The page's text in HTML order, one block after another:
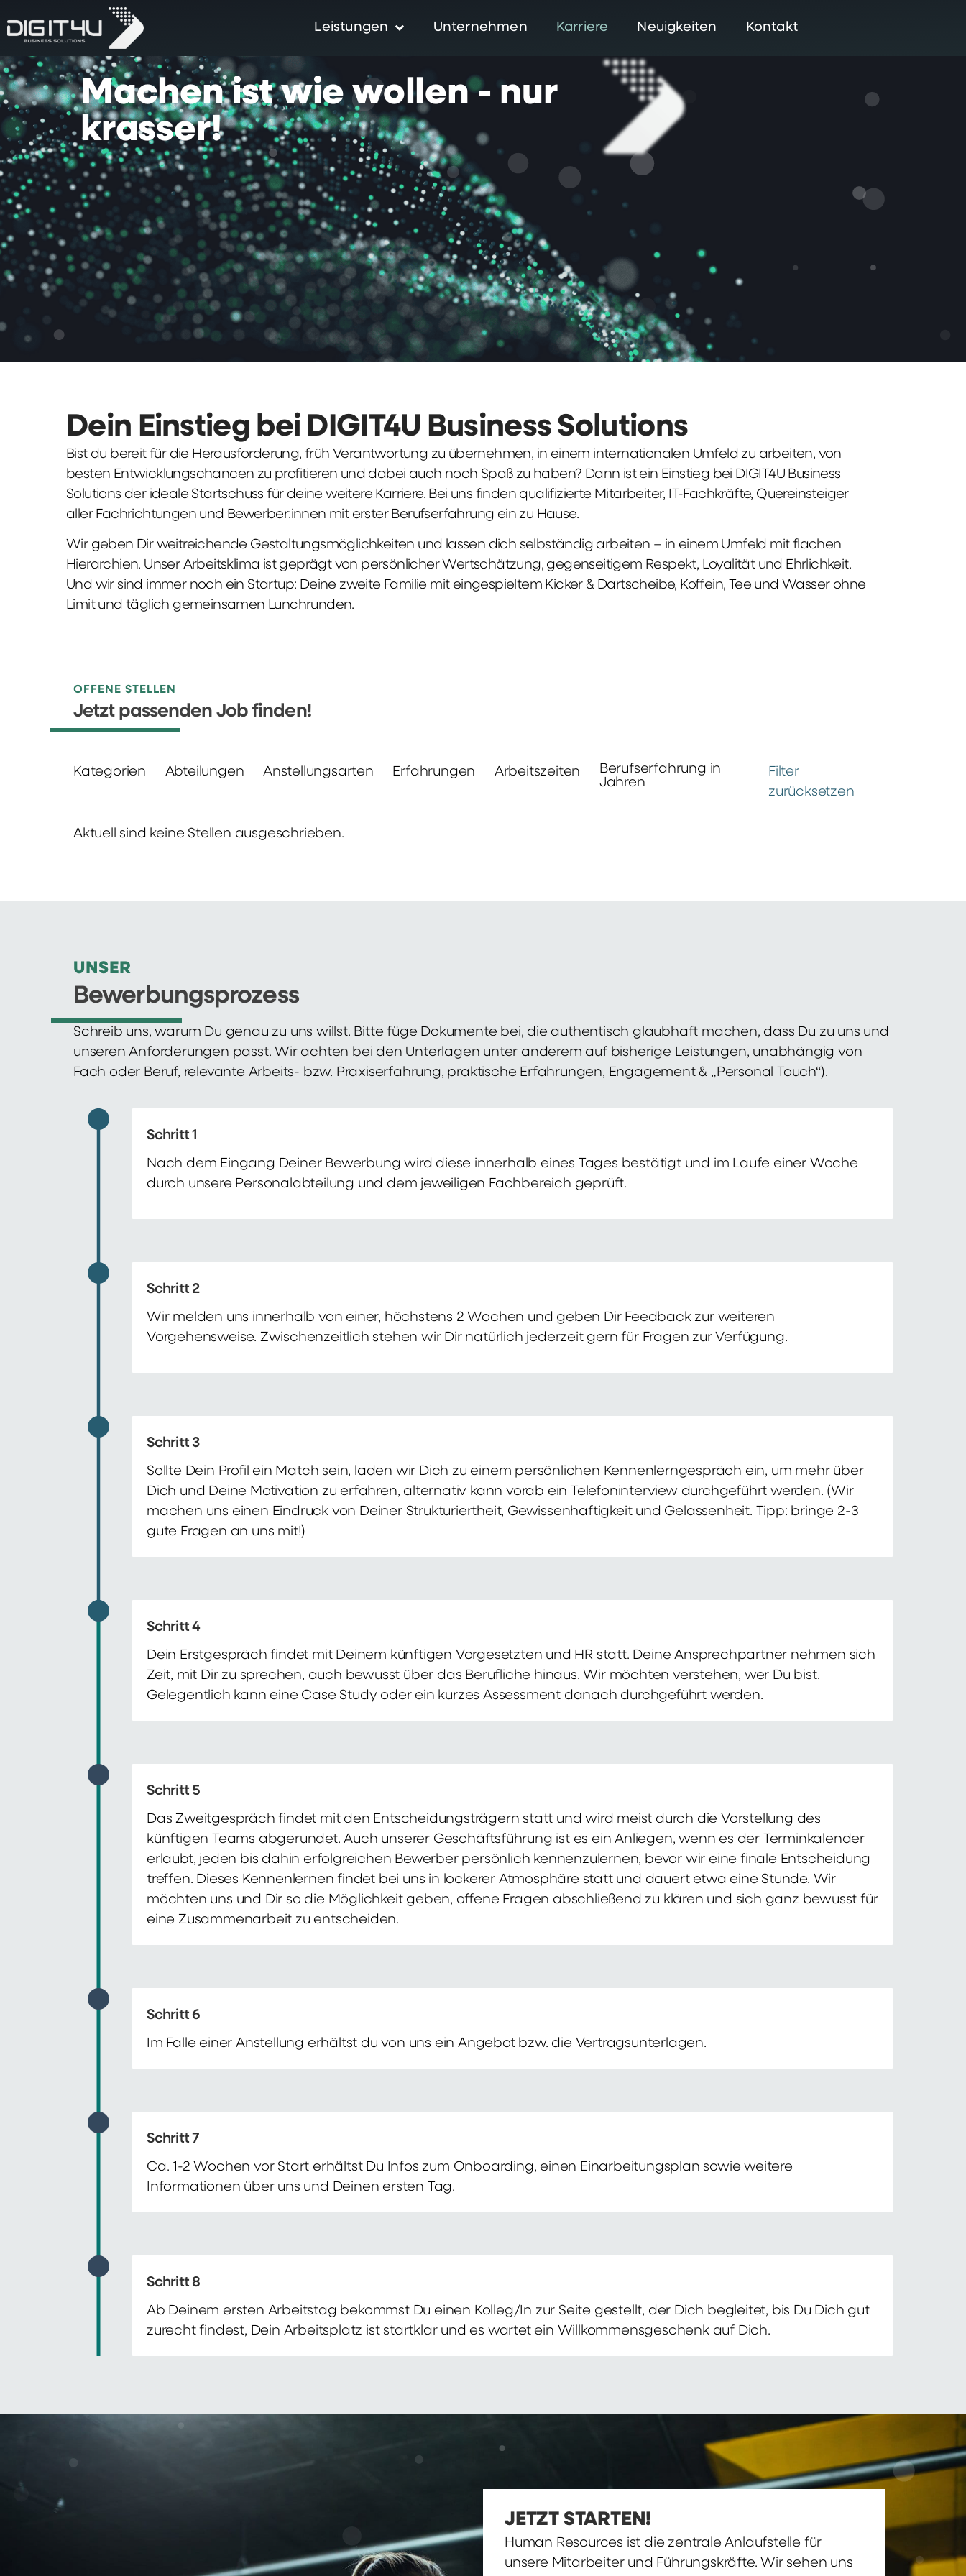
Leistungen Unternehmen Karriere Neuigkeiten Kontakt
Machen ist wie wollen - nur
krasser!
Dein Einstieg bei DIGIT4U Business Solutions
Bist du bereit für die Herausforderung, früh Verantwortung zu übernehmen, in einem internationalen Umfeld zu arbeiten, von
besten Entwicklungschancen zu profitieren und dabei auch noch Spaß zu haben? Dann ist ein Einstieg bei DIGIT4U Business
Solutions der ideale Startschuss für deine weitere Karriere. Bei uns finden qualifizierte Mitarbeiter, IT-Fachkräfte, Quereinsteiger
aller Fachrichtungen und Bewerber:innen mit erster Berufserfahrung ein zu Hause.
Wir geben Dir weitreichende Gestaltungsmöglichkeiten und lassen dich selbständig arbeiten – in einem Umfeld mit flachen
Hierarchien. Unser Arbeitsklima ist geprägt von persönlicher Wertschätzung, gegenseitigem Respekt, Loyalität und Ehrlichkeit.
Und wir sind immer noch ein Startup: Deine zweite Familie mit eingespieltem Kicker & Dartscheibe, Koffein, Tee und Wasser ohne
Limit und täglich gemeinsamen Lunchrunden.
OFFENE STELLEN
Jetzt passenden Job finden!
Kategorien Abteilungen Anstellungsarten Erfahrungen Arbeitszeiten
Berufserfahrung in
Jahren
Filter
zurücksetzen
Aktuell sind keine Stellen ausgeschrieben.
UNSER
Bewerbungsprozess
Schreib uns, warum Du genau zu uns willst. Bitte füge Dokumente bei, die authentisch glaubhaft machen, dass Du zu uns und
unseren Anforderungen passt. Wir achten bei den Unterlagen unter anderem auf bisherige Leistungen, unabhängig von
Fach oder Beruf, relevante Arbeits- bzw. Praxiserfahrung, praktische Erfahrungen, Engagement & „Personal Touch“).
Schritt 1
Nach dem Eingang Deiner Bewerbung wird diese innerhalb eines Tages bestätigt und im Laufe einer Woche
durch unsere Personalabteilung und dem jeweiligen Fachbereich geprüft.
Schritt 2
Wir melden uns innerhalb von einer, höchstens 2 Wochen und geben Dir Feedback zur weiteren
Vorgehensweise. Zwischenzeitlich stehen wir Dir natürlich jederzeit gern für Fragen zur Verfügung.
Schritt 3
Sollte Dein Profil ein Match sein, laden wir Dich zu einem persönlichen Kennenlerngespräch ein, um mehr über
Dich und Deine Motivation zu erfahren, alternativ kann vorab ein Telefoninterview durchgeführt werden. (Wir
machen uns einen Eindruck von Deiner Strukturiertheit, Gewissenhaftigkeit und Gelassenheit. Tipp: bringe 2-3
gute Fragen an uns mit!)
Schritt 4
Dein Erstgespräch findet mit Deinem künftigen Vorgesetzten und HR statt. Deine Ansprechpartner nehmen sich
Zeit, mit Dir zu sprechen, auch bewusst über das Berufliche hinaus. Wir möchten verstehen, wer Du bist.
Gelegentlich kann eine Case Study oder ein kurzes Assessment danach durchgeführt werden.
Schritt 5
Das Zweitgespräch findet mit den Entscheidungsträgern statt und wird meist durch die Vorstellung des
künftigen Teams abgerundet. Auch unserer Geschäftsführung ist es ein Anliegen, wenn es der Terminkalender
erlaubt, jeden bis dahin erfolgreichen Bewerber persönlich kennenzulernen, bevor wir eine finale Entscheidung
treffen. Dieses Kennenlernen findet bei uns in lockerer Atmosphäre statt und dauert etwa eine Stunde. Wir
möchten uns und Dir so die Möglichkeit geben, offene Fragen abschließend zu klären und sich ganz bewusst für
eine Zusammenarbeit zu entscheiden.
Schritt 6
Im Falle einer Anstellung erhältst du von uns ein Angebot bzw. die Vertragsunterlagen.
Schritt 7
Ca. 1-2 Wochen vor Start erhältst Du Infos zum Onboarding, einen Einarbeitungsplan sowie weitere
Informationen über uns und Deinen ersten Tag.
Schritt 8
Ab Deinem ersten Arbeitstag bekommst Du einen Kolleg/In zur Seite gestellt, der Dich begleitet, bis Du Dich gut
zurecht findest, Dein Arbeitsplatz ist startklar und es wartet ein Willkommensgeschenk auf Dich.
JETZT STARTEN!
Human Resources ist die zentrale Anlaufstelle für
unsere Mitarbeiter und Führungskräfte. Wir sehen uns